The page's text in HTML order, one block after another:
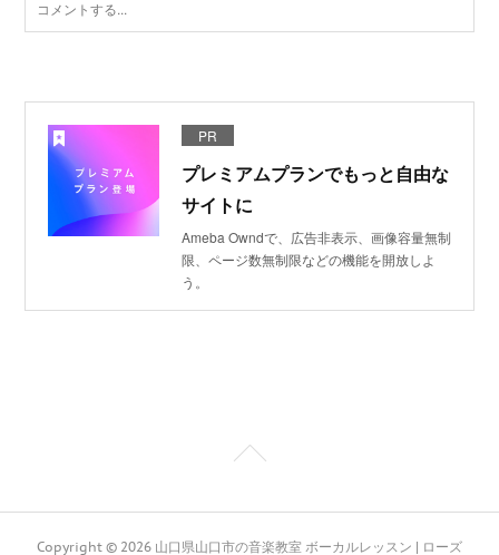
PR
プレミアムプランでもっと自由な
サイトに
Ameba Owndで、広告非表示、画像容量無制
限、ページ数無制限などの機能を開放しよ
う。
Copyright © 2026 山口県山口市の音楽教室 ボーカルレッスン | ローズ